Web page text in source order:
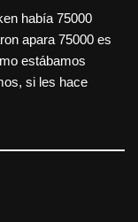
había 75000
apara 75000 es
estábamos
si les hace